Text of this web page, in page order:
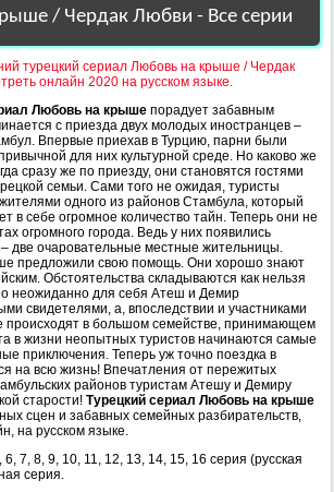
/ Чердак Любви - Все серии
турецкий сериал Любовь на крыше / Чердак
онлайн 2020 на русском языке.
Любовь на крыше порадует забавным
с приезда двух молодых иностранцев –
Впервые приехав в Турцию, парни были
для них культурной среде. Но каково же
сразу же по приезду, они становятся гостями
семьи. Сами того не ожидая, туристы
одного из районов Стамбула, который
в себе огромное количество тайн. Теперь они не
огромного города. Ведь у них появились
две очаровательные местные жительницы.
предложили свою помощь. Они хорошо знают
Обстоятельства складываются как нельзя
неожиданно для себя Атеш и Демир
свидетелями, а, впоследствии и участниками
происходят в большом семействе, принимающем
в жизни неопытных туристов начинаются самые
приключения. Теперь уж точно поездка в
на всю жизнь! Впечатления от пережитых
районов туристам Атешу и Демиру
старости! Турецкий сериал Любовь на крыше
сцен и забавных семейных разбирательств,
на русском языке.
6, 7, 8, 9, 10, 11, 12, 13, 14, 15, 16 серия (русская
серия.